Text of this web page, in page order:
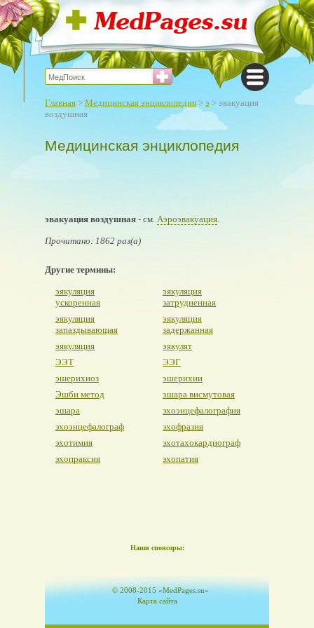
Главная > Медицинская энциклопедия > э > эвакуация
воздушная
Медицинская энциклопедия
эвакуация воздушная - см. Аэроэвакуация.
Прочитано: 1862 раз(а)
Другие термины:
эякуляция
ускоренная
эякуляция
затрудненная
эякуляция
запаздывающая
эякуляция
задержанная
эякуляция
эякулят
ЭЭТ
ЭЭГ
эшерихиоз
эшерихии
Эшби метод
эшара висмутовая
эшара
эхоэнцефалография
эхоэнцефалограф
эхофразия
эхотимия
эхотахокардиограф
эхопраксия
эхопатия
Наши спонсоры:
© 2008-2015 «MedPages.su»
Карта сайта